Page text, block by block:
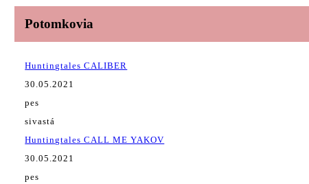
Potomkovia
Huntingtales CALIBER
30.05.2021
pes
sivastá
Huntingtales CALL ME YAKOV
30.05.2021
pes